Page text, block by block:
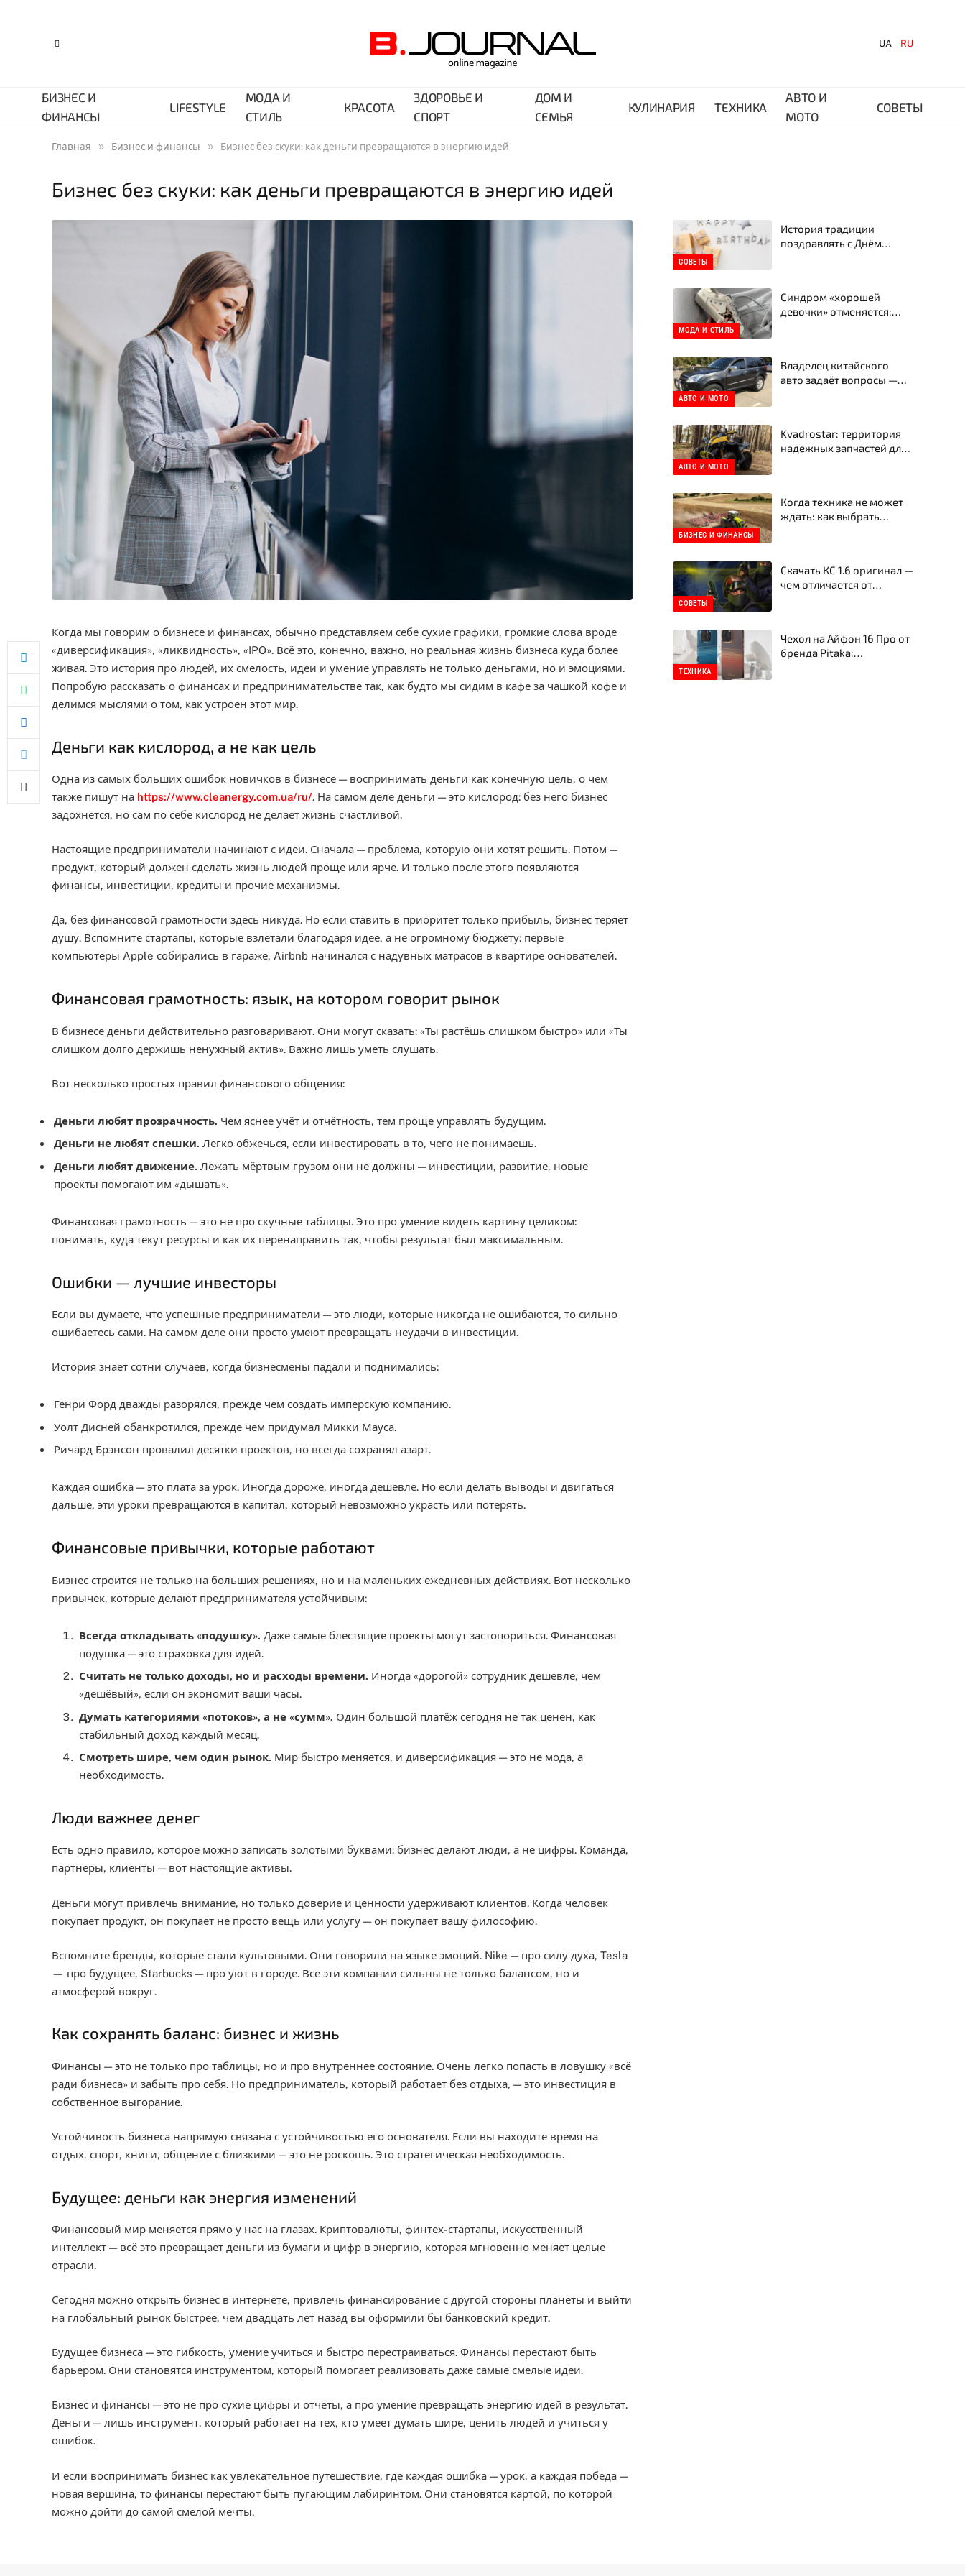
UA RU
БИЗНЕС И
ФИНАНСЫ
LIFESTYLE
МОДА И
СТИЛЬ
КРАСОТА
ЗДОРОВЬЕ И
СПОРТ
ДОМ И
СЕМЬЯ
КУЛИНАРИЯ ТЕХНИКА
АВТО И
МОТО
СОВЕТЫ
Главная » Бизнес и финансы » Бизнес без скуки: как деньги превращаются в энергию идей
Бизнес без скуки: как деньги превращаются в энергию идей
Когда мы говорим о бизнесе и финансах, обычно представляем себе сухие графики, громкие слова вроде
«диверсификация», «ликвидность», «IPO». Всё это, конечно, важно, но реальная жизнь бизнеса куда более
живая. Это история про людей, их смелость, идеи и умение управлять не только деньгами, но и эмоциями.
Попробую рассказать о финансах и предпринимательстве так, как будто мы сидим в кафе за чашкой кофе и
делимся мыслями о том, как устроен этот мир.
Деньги как кислород, а не как цель
Одна из самых больших ошибок новичков в бизнесе — воспринимать деньги как конечную цель, о чем
также пишут на https://www.cleanergy.com.ua/ru/. На самом деле деньги — это кислород: без него бизнес
задохнётся, но сам по себе кислород не делает жизнь счастливой.
Настоящие предприниматели начинают с идеи. Сначала — проблема, которую они хотят решить. Потом —
продукт, который должен сделать жизнь людей проще или ярче. И только после этого появляются
финансы, инвестиции, кредиты и прочие механизмы.
Да, без финансовой грамотности здесь никуда. Но если ставить в приоритет только прибыль, бизнес теряет
душу. Вспомните стартапы, которые взлетали благодаря идее, а не огромному бюджету: первые
компьютеры Apple собирались в гараже, Airbnb начинался с надувных матрасов в квартире основателей.
Финансовая грамотность: язык, на котором говорит рынок
В бизнесе деньги действительно разговаривают. Они могут сказать: «Ты растёшь слишком быстро» или «Ты
слишком долго держишь ненужный актив». Важно лишь уметь слушать.
Вот несколько простых правил финансового общения:
Деньги любят прозрачность. Чем яснее учёт и отчётность, тем проще управлять будущим.
Деньги не любят спешки. Легко обжечься, если инвестировать в то, чего не понимаешь.
Деньги любят движение. Лежать мёртвым грузом они не должны — инвестиции, развитие, новые
проекты помогают им «дышать».
Финансовая грамотность — это не про скучные таблицы. Это про умение видеть картину целиком:
понимать, куда текут ресурсы и как их перенаправить так, чтобы результат был максимальным.
Ошибки — лучшие инвесторы
Если вы думаете, что успешные предприниматели — это люди, которые никогда не ошибаются, то сильно
ошибаетесь сами. На самом деле они просто умеют превращать неудачи в инвестиции.
История знает сотни случаев, когда бизнесмены падали и поднимались:
Генри Форд дважды разорялся, прежде чем создать имперскую компанию.
Уолт Дисней обанкротился, прежде чем придумал Микки Мауса.
Ричард Брэнсон провалил десятки проектов, но всегда сохранял азарт.
Каждая ошибка — это плата за урок. Иногда дороже, иногда дешевле. Но если делать выводы и двигаться
дальше, эти уроки превращаются в капитал, который невозможно украсть или потерять.
Финансовые привычки, которые работают
Бизнес строится не только на больших решениях, но и на маленьких ежедневных действиях. Вот несколько
привычек, которые делают предпринимателя устойчивым:
Всегда откладывать «подушку». Даже самые блестящие проекты могут застопориться. Финансовая
подушка — это страховка для идей.
Считать не только доходы, но и расходы времени. Иногда «дорогой» сотрудник дешевле, чем
«дешёвый», если он экономит ваши часы.
Думать категориями «потоков», а не «сумм». Один большой платёж сегодня не так ценен, как
стабильный доход каждый месяц.
Смотреть шире, чем один рынок. Мир быстро меняется, и диверсификация — это не мода, а
необходимость.
Люди важнее денег
Есть одно правило, которое можно записать золотыми буквами: бизнес делают люди, а не цифры. Команда,
партнёры, клиенты — вот настоящие активы.
Деньги могут привлечь внимание, но только доверие и ценности удерживают клиентов. Когда человек
покупает продукт, он покупает не просто вещь или услугу — он покупает вашу философию.
Вспомните бренды, которые стали культовыми. Они говорили на языке эмоций. Nike — про силу духа, Tesla
— про будущее, Starbucks — про уют в городе. Все эти компании сильны не только балансом, но и
атмосферой вокруг.
Как сохранять баланс: бизнес и жизнь
Финансы — это не только про таблицы, но и про внутреннее состояние. Очень легко попасть в ловушку «всё
ради бизнеса» и забыть про себя. Но предприниматель, который работает без отдыха, — это инвестиция в
собственное выгорание.
Устойчивость бизнеса напрямую связана с устойчивостью его основателя. Если вы находите время на
отдых, спорт, книги, общение с близкими — это не роскошь. Это стратегическая необходимость.
Будущее: деньги как энергия изменений
Финансовый мир меняется прямо у нас на глазах. Криптовалюты, финтех-стартапы, искусственный
интеллект — всё это превращает деньги из бумаги и цифр в энергию, которая мгновенно меняет целые
отрасли.
Сегодня можно открыть бизнес в интернете, привлечь финансирование с другой стороны планеты и выйти
на глобальный рынок быстрее, чем двадцать лет назад вы оформили бы банковский кредит.
Будущее бизнеса — это гибкость, умение учиться и быстро перестраиваться. Финансы перестают быть
барьером. Они становятся инструментом, который помогает реализовать даже самые смелые идеи.
Бизнес и финансы — это не про сухие цифры и отчёты, а про умение превращать энергию идей в результат.
Деньги — лишь инструмент, который работает на тех, кто умеет думать шире, ценить людей и учиться у
ошибок.
И если воспринимать бизнес как увлекательное путешествие, где каждая ошибка — урок, а каждая победа —
новая вершина, то финансы перестают быть пугающим лабиринтом. Они становятся картой, по которой
можно дойти до самой смелой мечты.
СОВЕТЫ
История традиции
поздравлять с Днём
МОДА И СТИЛЬ
Синдром «хорошей
девочки» отменяется:
АВТО И МОТО
Владелец китайского
авто задаёт вопросы —
АВТО И МОТО
Kvadrostar: территория
надежных запчастей для
БИЗНЕС И ФИНАНСЫ
Когда техника не может
ждать: как выбрать
СОВЕТЫ
Скачать КС 1.6 оригинал —
чем отличается от
ТЕХНИКА
Чехол на Айфон 16 Про от
бренда Pitaka: